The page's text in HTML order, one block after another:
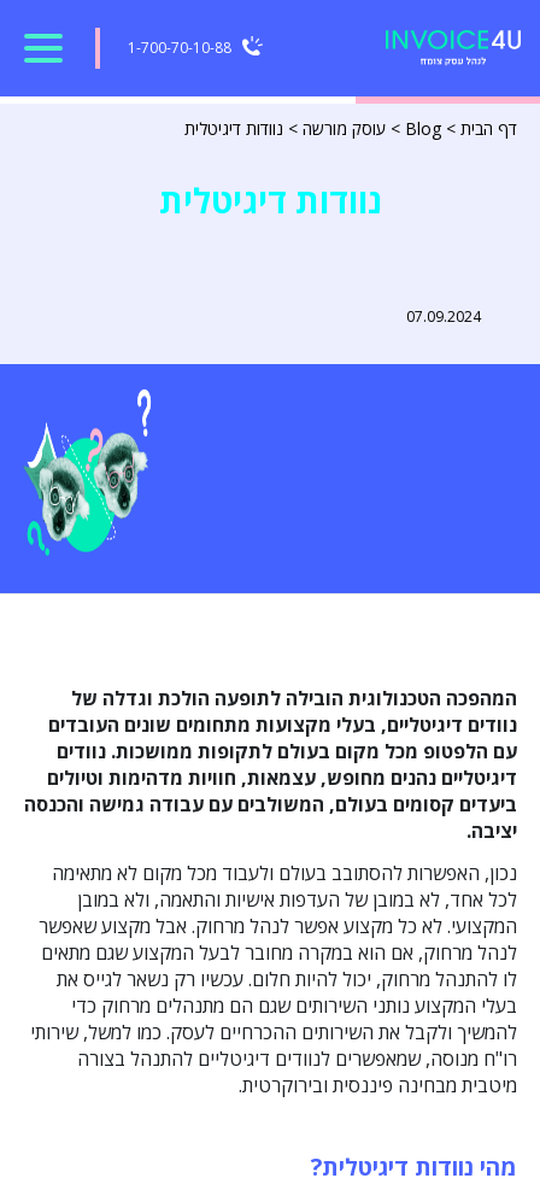
1-700-70-10-88
דף הבית >
Blog
> עוסק מורשה > נוודות דיגיטלית
נוודות דיגיטלית
07.09.2024
המהפכה הטכנולוגית הובילה לתופעה הולכת וגדלה של
נוודים דיגיטליים, בעלי מקצועות מתחומים שונים העובדים
עם הלפטופ מכל מקום בעולם לתקופות ממושכות. נוודים
דיגיטליים נהנים מחופש, עצמאות, חוויות מדהימות וטיולים
ביעדים קסומים בעולם, המשולבים עם עבודה גמישה והכנסה
יציבה.
נכון, האפשרות להסתובב בעולם ולעבוד מכל מקום לא מתאימה
לכל אחד, לא במובן של העדפות אישיות והתאמה, ולא במובן
המקצועי. לא כל מקצוע אפשר לנהל מרחוק. אבל מקצוע שאפשר
לנהל מרחוק, אם הוא במקרה מחובר לבעל המקצוע שגם מתאים
לו להתנהל מרחוק, יכול להיות חלום. עכשיו רק נשאר לגייס את
בעלי המקצוע נותני השירותים שגם הם מתנהלים מרחוק כדי
להמשיך ולקבל את השירותים ההכרחיים לעסק. כמו למשל, שירותי
רו"ח מנוסה, שמאפשרים לנוודים דיגיטליים להתנהל בצורה
מיטבית מבחינה פיננסית ובירוקרטית.
מהי נוודות דיגיטלית?